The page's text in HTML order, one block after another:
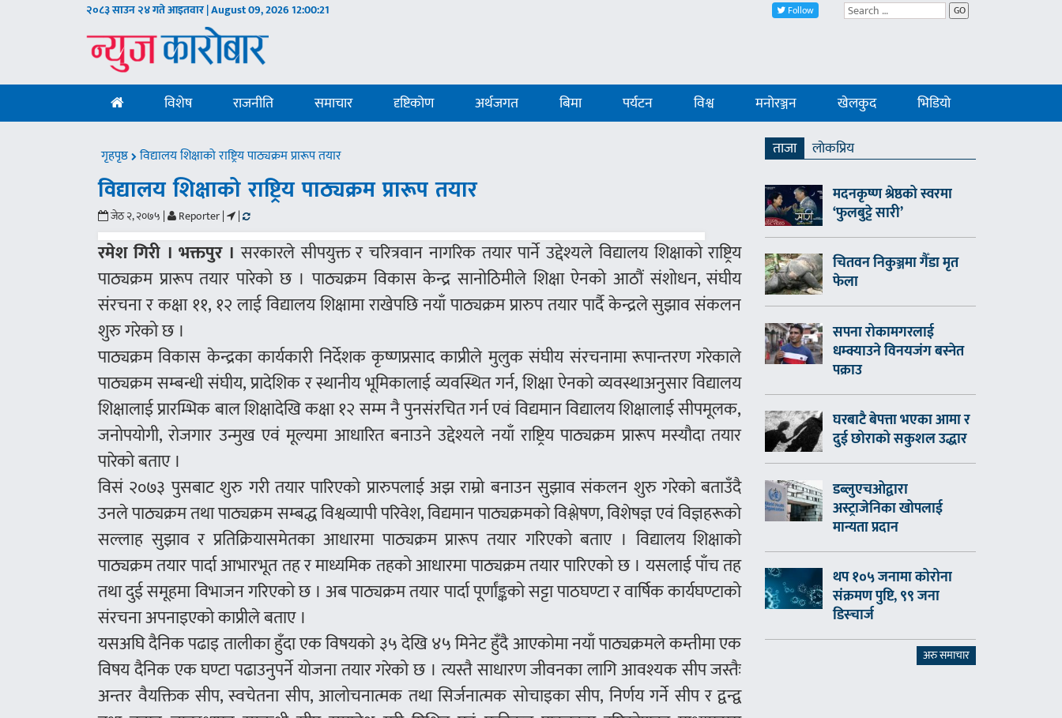
२०८३ साउन २४ गते आइतवार | August 09, 202612:00:22 Follow GO
विशेष राजनीति समाचार दृष्टिकोण अर्थजगत बिमा पर्यटन विश्व मनोरञ्जन खेलकुद भिडियो
गृहपृष्ठ विद्यालय शिक्षाको राष्ट्रिय पाठ्यक्रम प्रारूप तयार
विद्यालय शिक्षाको राष्ट्रिय पाठ्यक्रम प्रारूप तयार
जेठ २, २०७५ | Reporter | |
रमेश गिरी । भक्तपुर । सरकारले सीपयुक्त र चरित्रवान नागरिक तयार पार्ने उद्देश्यले विद्यालय शिक्षाको राष्ट्रिय
पाठ्यक्रम प्रारूप तयार पारेको छ । पाठ्यक्रम विकास केन्द्र सानोठिमीले शिक्षा ऐनको आठौं संशोधन, संघीय
संरचना र कक्षा ११, १२ लाई विद्यालय शिक्षामा राखेपछि नयाँ पाठ्यक्रम प्रारुप तयार पार्दै केन्द्रले सुझाव संकलन
शुरु गरेको छ ।
पाठ्यक्रम विकास केन्द्रका कार्यकारी निर्देशक कृष्णप्रसाद काप्रीले मुलुक संघीय संरचनामा रूपान्तरण गरेकाले
पाठ्यक्रम सम्बन्धी संघीय, प्रादेशिक र स्थानीय भूमिकालाई व्यवस्थित गर्न, शिक्षा ऐनको व्यवस्थाअनुसार विद्यालय
शिक्षालाई प्रारम्भिक बाल शिक्षादेखि कक्षा १२ सम्म नै पुनसंरचित गर्न एवं विद्यमान विद्यालय शिक्षालाई सीपमूलक,
जनोपयोगी, रोजगार उन्मुख एवं मूल्यमा आधारित बनाउने उद्देश्यले नयाँ राष्ट्रिय पाठ्यक्रम प्रारूप मस्यौदा तयार
पारेको बताए ।
विसं २०७३ पुसबाट शुरु गरी तयार पारिएको प्रारुपलाई अझ राम्रो बनाउन सुझाव संकलन शुरु गरेको बताउँदै
उनले पाठ्यक्रम तथा पाठ्यक्रम सम्बद्ध विश्वव्यापी परिवेश, विद्यमान पाठ्यक्रमको विश्लेषण, विशेषज्ञ एवं विज्ञहरूको
सल्लाह सुझाव र प्रतिक्रियासमेतका आधारमा पाठ्यक्रम प्रारूप तयार गरिएको बताए । विद्यालय शिक्षाको
पाठ्यक्रम तयार पार्दा आभारभूत तह र माध्यमिक तहको आधारमा पाठ्यक्रम तयार पारिएको छ । यसलाई पाँच तह
तथा दुई समूहमा विभाजन गरिएको छ । अब पाठ्यक्रम तयार पार्दा पूर्णांङ्कको सट्टा पाठघण्टा र वार्षिक कार्यघण्टाको
संरचना अपनाइएको काप्रीले बताए ।
यसअघि दैनिक पढाइ तालीका हुँदा एक विषयको ३५ देखि ४५ मिनेट हुँदै आएकोमा नयाँ पाठ्यक्रमले कम्तीमा एक
विषय दैनिक एक घण्टा पढाउनुपर्ने योजना तयार गरेको छ । त्यस्तै साधारण जीवनका लागि आवश्यक सीप जस्तैः
अन्तर वैयक्तिक सीप, स्वचेतना सीप, आलोचनात्मक तथा सिर्जनात्मक सोचाइका सीप, निर्णय गर्ने सीप र द्वन्द्व
ताजा
लाेकप्रिय
मदनकृष्ण श्रेष्ठको स्वरमा
‘फुलबुट्टे सारी’
चितवन निकुञ्जमा गैँडा मृत
फेला
सपना रोकामगरलाई
धम्क्याउने विनयजंग बस्नेत
पक्राउ
घरबाटै बेपत्ता भएका आमा र
दुई छोराको सकुशल उद्धार
डब्लुएचओद्वारा
अस्ट्राजेनिका खोपलाई
मान्यता प्रदान
थप १०५ जनामा कोरोना
संक्रमण पुष्टि, ९९ जना
डिस्चार्ज
अरु समाचार